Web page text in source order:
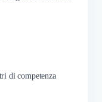
di competenza